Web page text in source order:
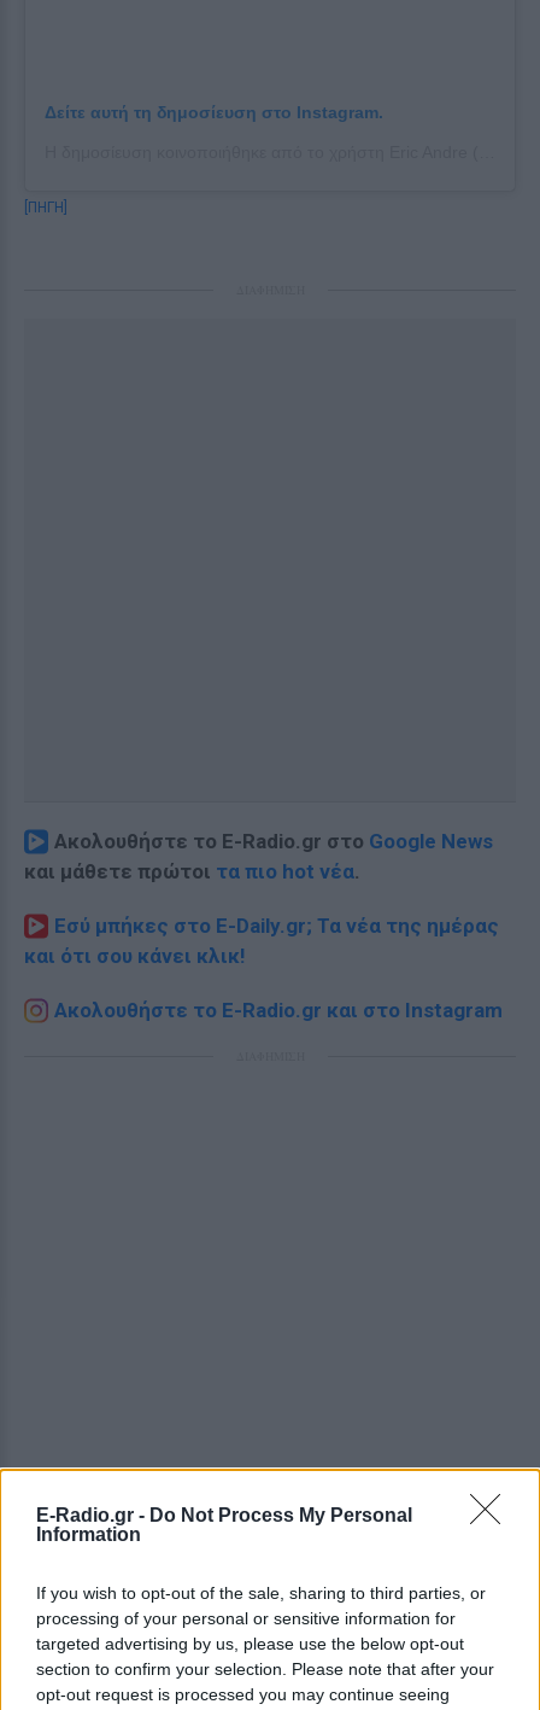
E-Radio.gr - Do Not Process My Personal
Information
If you wish to opt-out of the sale, sharing to third parties, or
processing of your personal or sensitive information for
targeted advertising by us, please use the below opt-out
section to confirm your selection. Please note that after your
opt-out request is processed you may continue seeing
Δείτε αυτή τη δημοσίευση στο Instagram.
[ΠΗΓΗ]
Ακολουθήστε το E-Radio.gr στο Google News
και μάθετε πρώτοι τα πιο hot νέα.
Εσύ μπήκες στο E-Daily.gr; Τα νέα της ημέρας
και ότι σου κάνει κλικ!
Ακολουθήστε το E-Radio.gr και στο Instagram
ΔΕΙΤΕ ΕΠΙΣΗΣ